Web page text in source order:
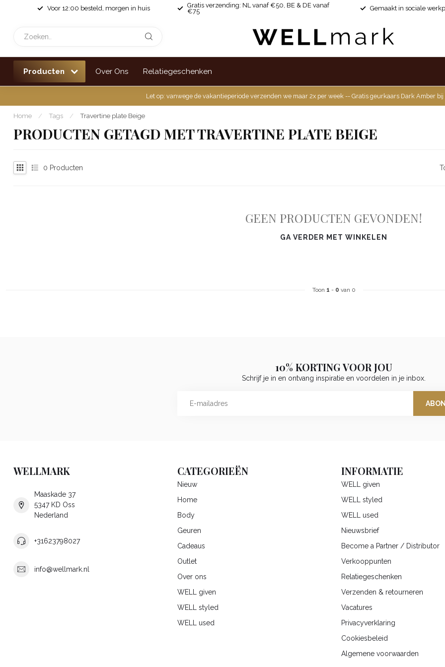
Voor 12:00 besteld, morgen in huis
Gratis verzending: NL vanaf €50, BE & DE vanaf
€75
Gemaakt in sociale
Producten Over Ons Relatiegeschenken
Let op: vanwege de vakantieperiode verzenden we maar 2x per week -- Gratis geurkaars Dark Amber
Home / Tags / Travertine plate Beige
PRODUCTEN GETAGD MET TRAVERTINE PLATE BEIGE
0 Producten
GEEN PRODUCTEN GEVONDEN!
GA VERDER MET WINKELEN
Toon 1 - 0 van 0
10% KORTING VOOR JOU
Schrijf je in en ontvang inspiratie en voordelen in je inbox.
WELLMARK
Maaskade 37
5347 KD Oss
Nederland
+31623798027
info@wellmark.nl
CATEGORIEËN
Nieuw
Home
Body
Geuren
Cadeaus
Outlet
Over ons
WELL given
WELL styled
WELL used
INFORMATIE
WELL given
WELL styled
WELL used
Nieuwsbrief
Become a Partner / Distributor
Verkooppunten
Relatiegeschenken
Verzenden & retourneren
Vacatures
Privacyverklaring
Cookiesbeleid
Algemene voorwaarden